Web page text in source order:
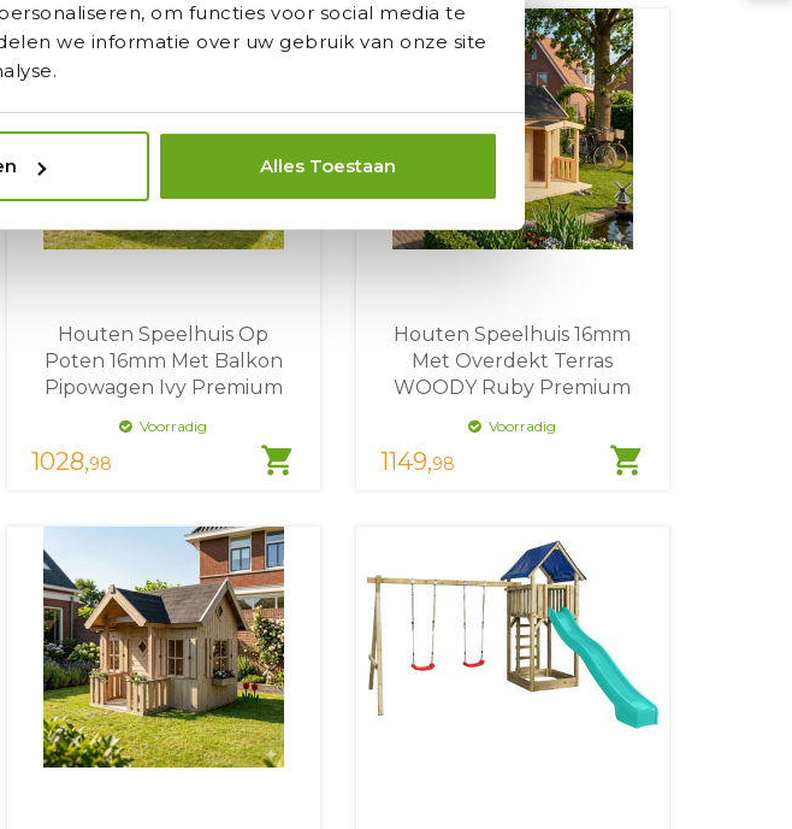
om functies voor social media te
we informatie over uw gebruik van onze site
Alles Toestaan
shopping_cart
Houten Speelhuis Op
Poten 16mm Met Balkon
Pipowagen Ivy Premium
Voorradig
1028,98 shopping_cart
Houten Speelhuis 16mm
Met Overdekt Terras
WOODY Ruby Premium
Voorradig
1149,98